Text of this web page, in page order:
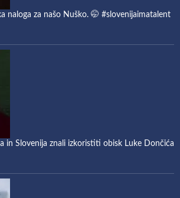
naloga za našo Nuško. 🤭 #slovenijaimatalent
in Slovenija znali izkoristiti obisk Luke Dončića